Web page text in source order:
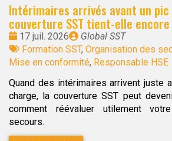
Intérimaires arrivés avant un
couverture SST tient-elle
Date
:
17 juil. 2026
Publié
par
Global SST
Tags
:
Formation SST, Organisation des
Mise en conformité, Responsable HSE
Quand des intérimaires arrivent juste
charge, la couverture SST peut
comment réévaluer utilement
secours.